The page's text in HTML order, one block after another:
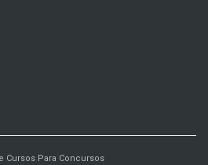
Cursos Para Concursos